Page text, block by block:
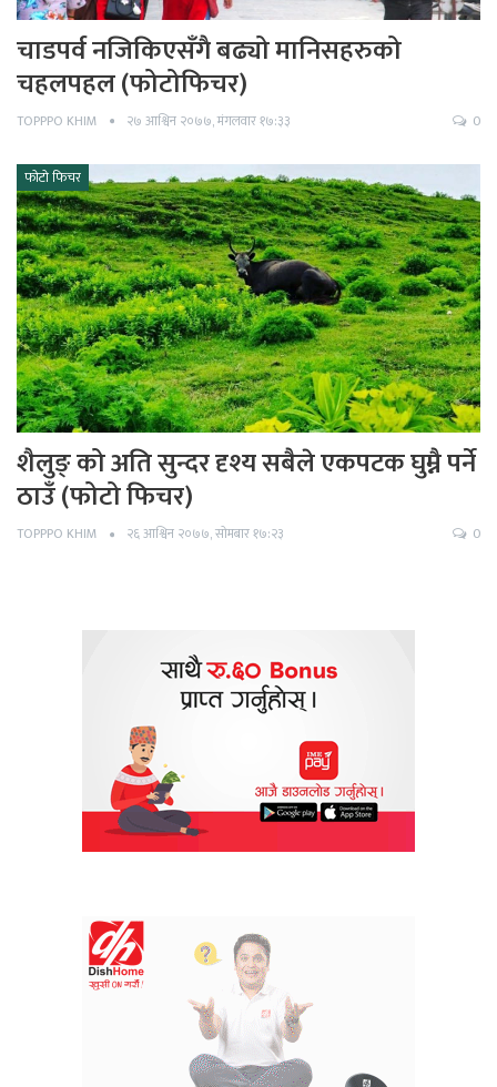
चाडपर्व नजिकिएसँगै बढ्यो मानिसहरुको
चहलपहल (फोटोफिचर)
TOPPPO KHIM २७ आश्विन २०७७, मंगलवार १७:३३ 0
फोटो फिचर
शैलुङ् को अति सुन्दर दृश्य सबैले एकपटक घुम्नै पर्ने
ठाउँ (फोटो फिचर)
TOPPPO KHIM २६ आश्विन २०७७, सोमबार १७:२३ 0